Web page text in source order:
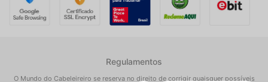
Regulamentos
O Mundo do Cabeleireiro se reserva no direito de corrigir quaisquer possíveis